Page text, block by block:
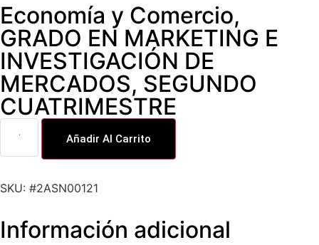
Economía y Comercio,
GRADO EN MARKETING E
INVESTIGACIÓN DE
MERCADOS, SEGUNDO
CUATRIMESTRE
Añadir Al Carrito
SKU: #2ASN00121
Información adicional